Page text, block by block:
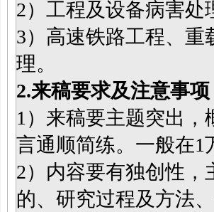
2）工程及设备病害处
3）高速铁路工程、
理。
2.来稿要求及注意事项
1）来稿要主题突出
言通顺简练。一般在1
2）内容要有独创性
的、研究过程及方法